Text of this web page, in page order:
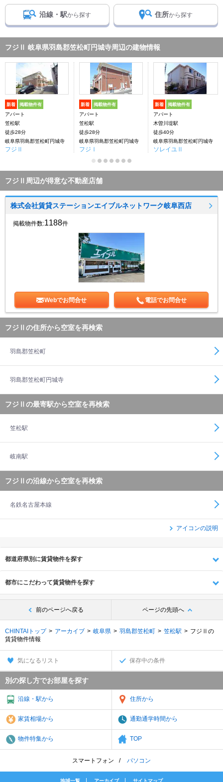
沿線・駅から探す 住所から探す
フジⅡ 岐阜県羽島郡笠松町円城寺周辺の建物情報
新着 掲載物件有
アパート
笠松駅
徒歩28分
岐阜県羽島郡笠松町円城寺
フジⅡ
新着 掲載物件有
アパート
笠松駅
徒歩28分
岐阜県羽島郡笠松町円城寺
フジⅠ
新着 掲載物件有
アパート
木曽川堤駅
徒歩40分
岐阜県羽島郡笠松町円城寺
ソレイユⅡ
フジⅡ周辺が得意な不動産店舗
株式会社賃貸ステーションエイブルネットワーク岐阜西店
掲載物件数:1188件
Webでお問合せ 電話でお問合せ
フジⅡの住所から空室を再検索
羽島郡笠松町
羽島郡笠松町円城寺
フジⅡの最寄駅から空室を再検索
笠松駅
岐南駅
フジⅡの沿線から空室を再検索
名鉄名古屋本線
アイコンの説明
都道府県別に賃貸物件を探す
都市にこだわって賃貸物件を探す
前のページへ戻る ページの先頭へ
CHINTAIトップ アーカイブ 岐阜県 羽島郡笠松町 笠松駅
フジⅡの
賃貸物件情報
気になるリスト 保存中の条件
別の探し方でお部屋を探す
沿線・駅から 住所から
家賃相場から 通勤通学時間から
物件特集から TOP
スマートフォン パソコン
地域一覧 アーカイブ サイトマップ